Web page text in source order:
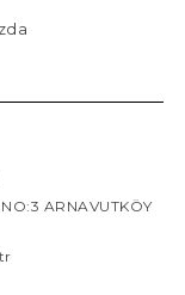
ARNAVUTKÖY